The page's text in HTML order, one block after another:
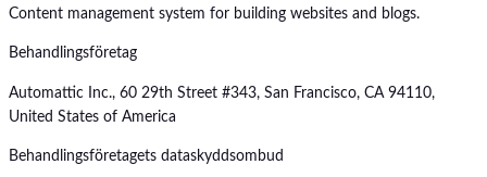
Content management system for building websites and blogs.
Behandlingsföretag
Automattic Inc., 60 29th Street #343, San Francisco, CA 94110,
United States of America
Behandlingsföretagets dataskyddsombud